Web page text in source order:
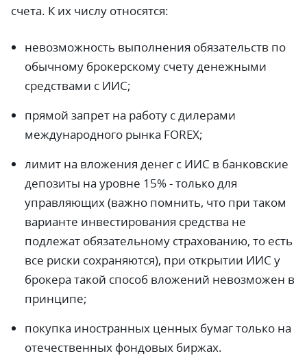
счета. К их числу относятся:
невозможность выполнения обязательств по
обычному брокерскому счету денежными
средствами с ИИС;
прямой запрет на работу с дилерами
международного рынка FOREX;
лимит на вложения денег с ИИС в банковские
депозиты на уровне 15% - только для
управляющих (важно помнить, что при таком
варианте инвестирования средства не
подлежат обязательному страхованию, то есть
все риски сохраняются), при открытии ИИС у
брокера такой способ вложений невозможен в
принципе;
покупка иностранных ценных бумаг только на
отечественных фондовых биржах.